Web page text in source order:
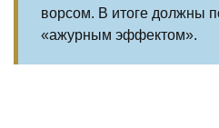
ворсом. В итоге должны
«ажурным эффектом».